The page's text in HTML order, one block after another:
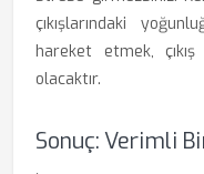
çıkışlarındaki
hareket etmek, çıkış
olacaktır.
Sonuç: Verimli